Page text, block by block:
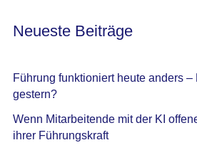
Neueste Beiträge
Führung funktioniert heute anders
gestern?
Wenn Mitarbeitende mit der KI
ihrer Führungskraft